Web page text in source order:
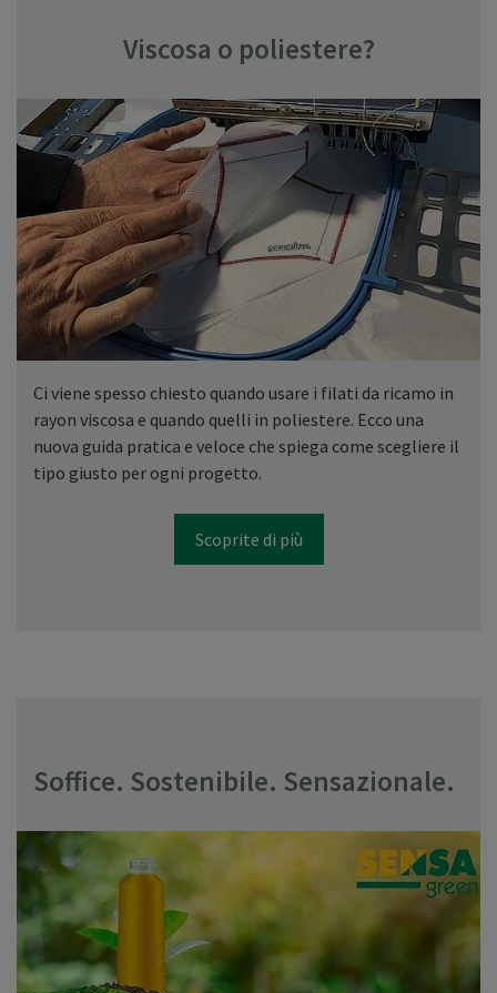
Viscosa o poliestere?
Ci viene spesso chiesto quando usare i filati da ricamo in
rayon viscosa e quando quelli in poliestere. Ecco una
nuova guida pratica e veloce che spiega come scegliere il
tipo giusto per ogni progetto.
Scoprite di più
Soffice. Sostenibile. Sensazionale.